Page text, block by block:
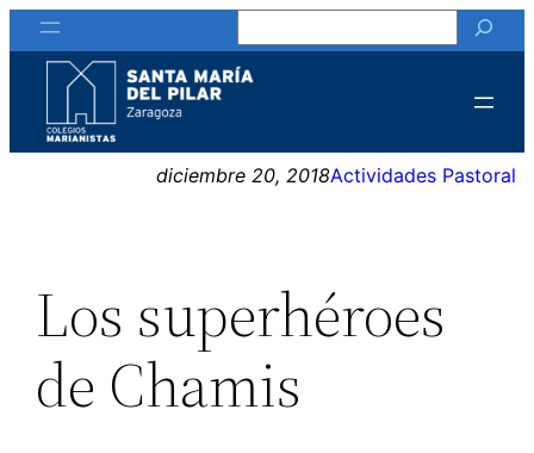
Saltar
al
contenido
diciembre 20, 2018Actividades Pastoral
Los superhéroes
de Chamis